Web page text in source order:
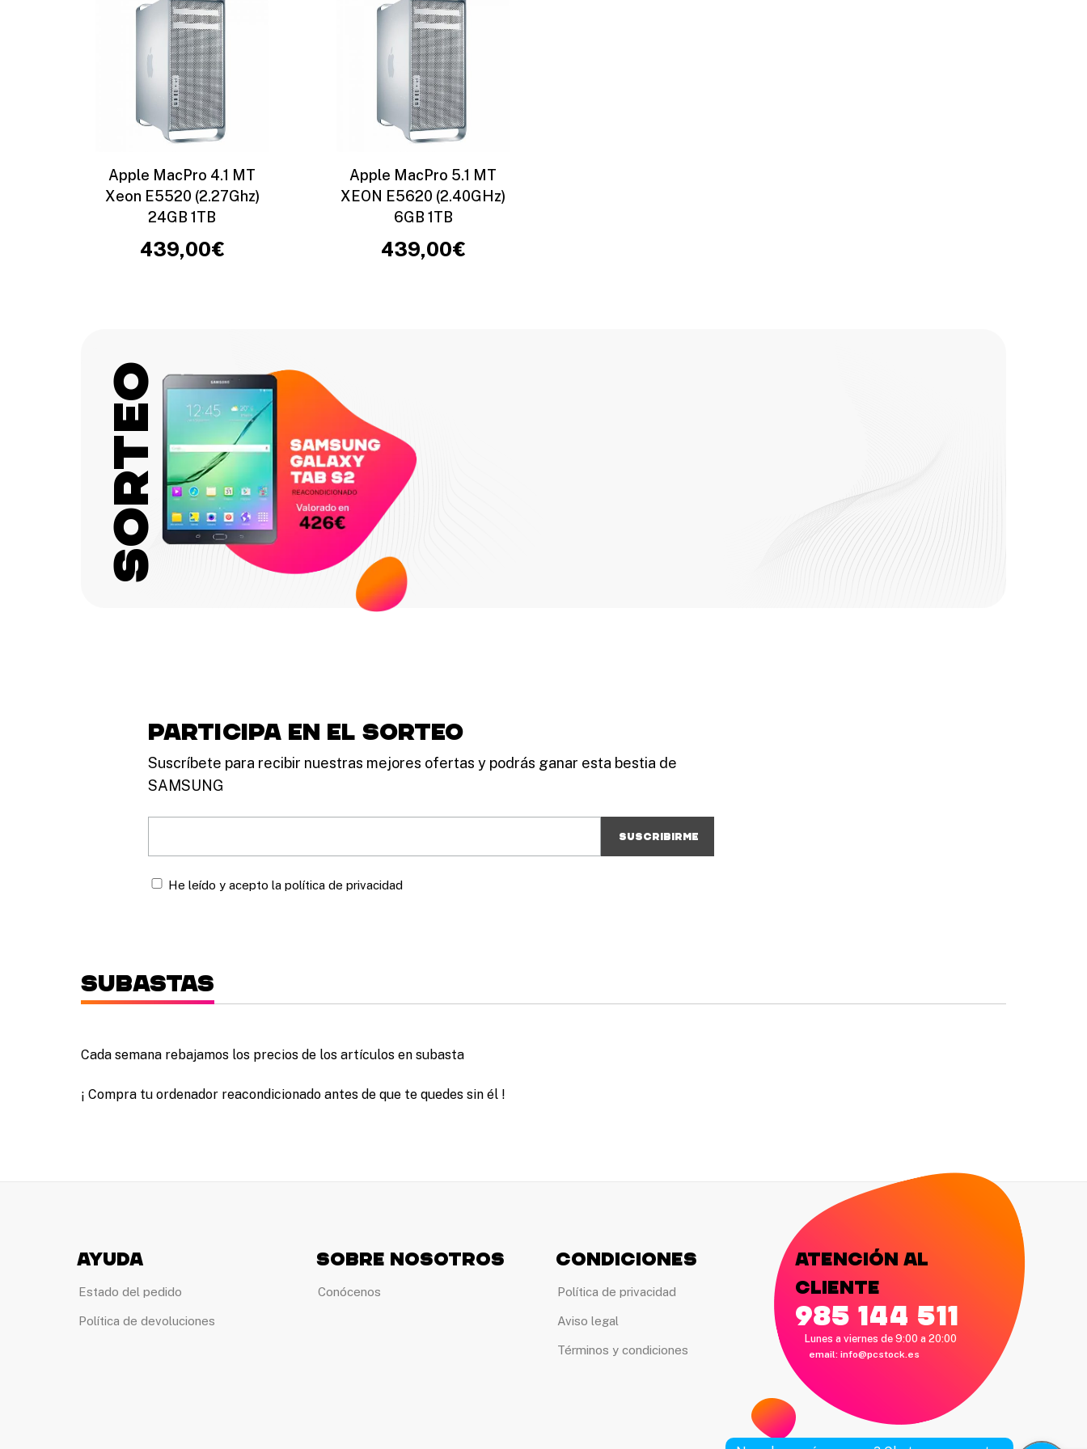
Apple MacPro 4.1 MT
Xeon E5520 (2.27Ghz)
24GB 1TB
439,00€
Apple MacPro 5.1 MT
XEON E5620 (2.40GHz)
6GB 1TB
439,00€
Sorteo
participa en el sorteo
Suscríbete para recibir nuestras mejores ofertas y podrás ganar esta bestia de
SAMSUNG
He leído y acepto la política de privacidad
Subastas
Cada semana rebajamos los precios de los artículos en subasta
¡ Compra tu ordenador reacondicionado antes de que te quedes sin él !
Ayuda
Estado del pedido
Política de devoluciones
Sobre Nosotros
Conócenos
Condiciones
Política de privacidad
Aviso legal
Términos y condiciones
Atención al
cliente
985 144 511
Lunes a viernes de 9:00 a 20:00
email: info@pcstock.es